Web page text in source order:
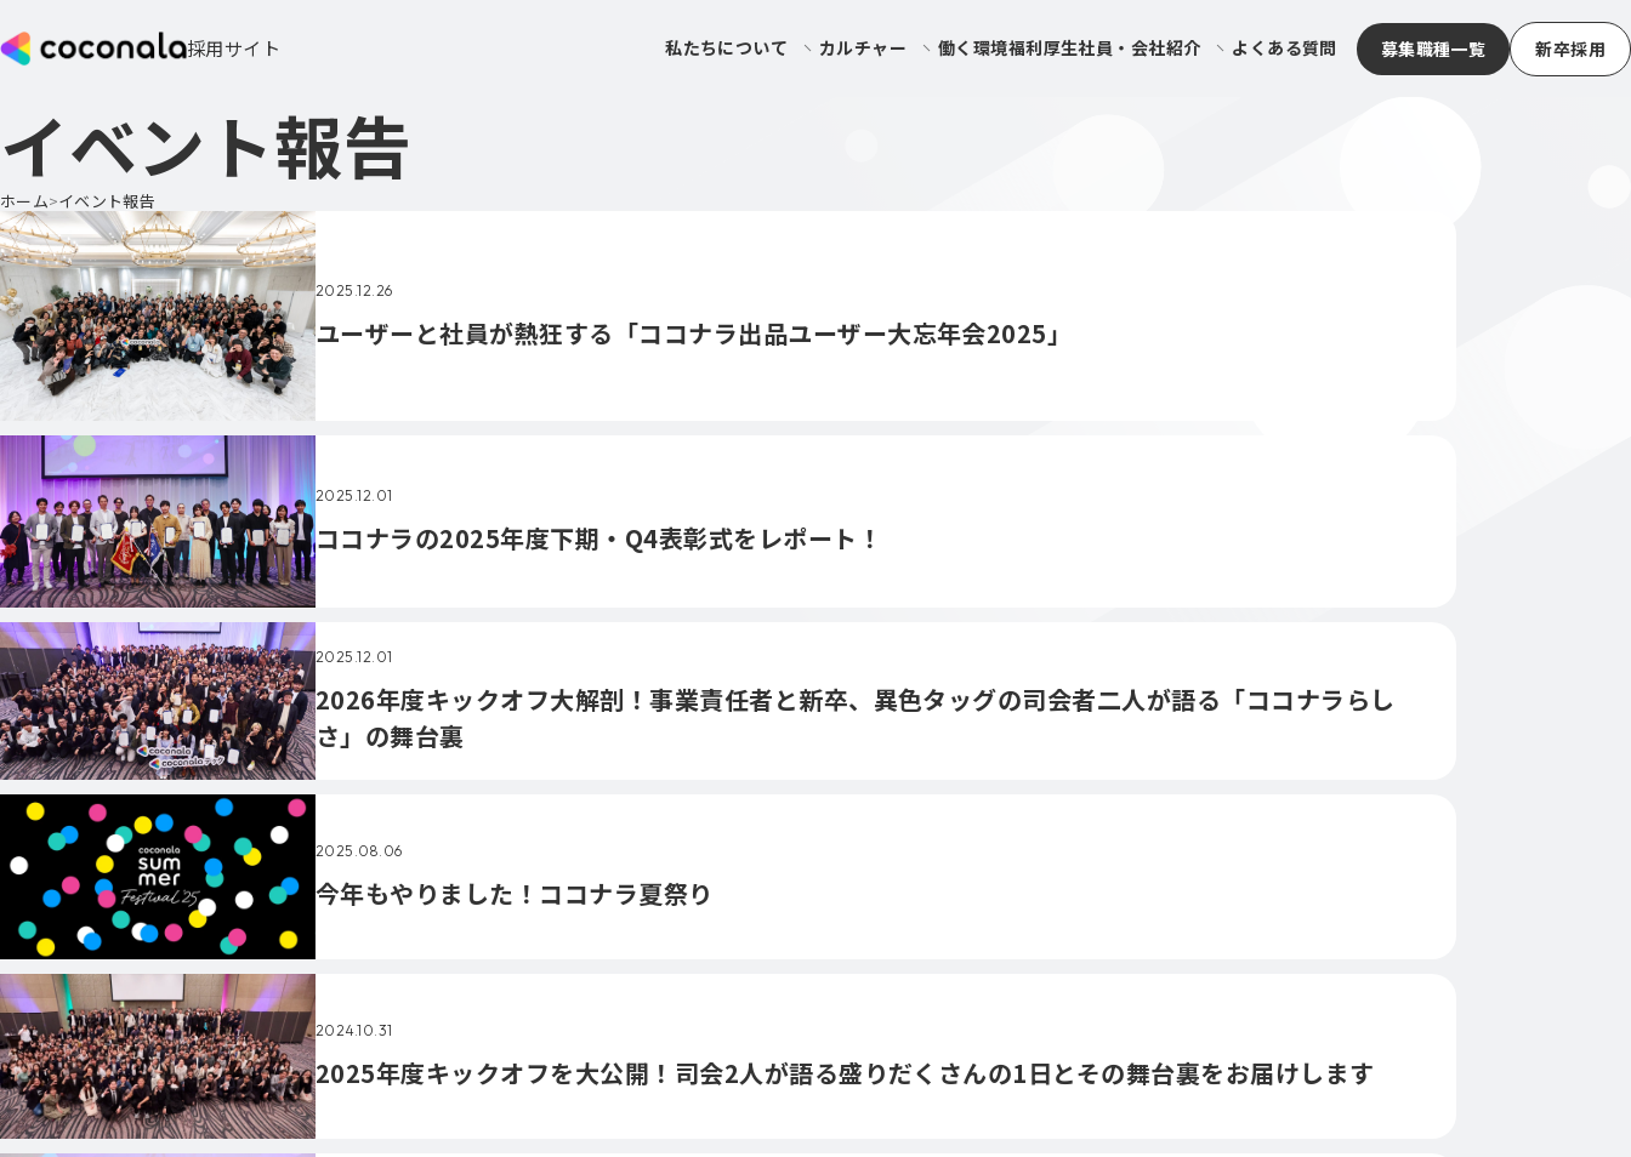
採用サイト 私たちについて カルチャー 働く環境福利厚生社員・会社紹介 よくある質問 募集職種一覧 新卒採用
イベント報告
ホーム イベント報告
2025.12.26
ユーザーと社員が熱狂する「ココナラ出品ユーザー大忘年会2025」
2025.12.01
ココナラの2025年度下期・Q4表彰式をレポート！
2025.12.01
2026年度キックオフ大解剖！事業責任者と新卒、異色タッグの司会者二人が語る「ココナラらし
さ」の舞台裏
2025.08.06
今年もやりました！ココナラ夏祭り
2024.10.31
2025年度キックオフを大公開！司会2人が語る盛りだくさんの1日とその舞台裏をお届けします